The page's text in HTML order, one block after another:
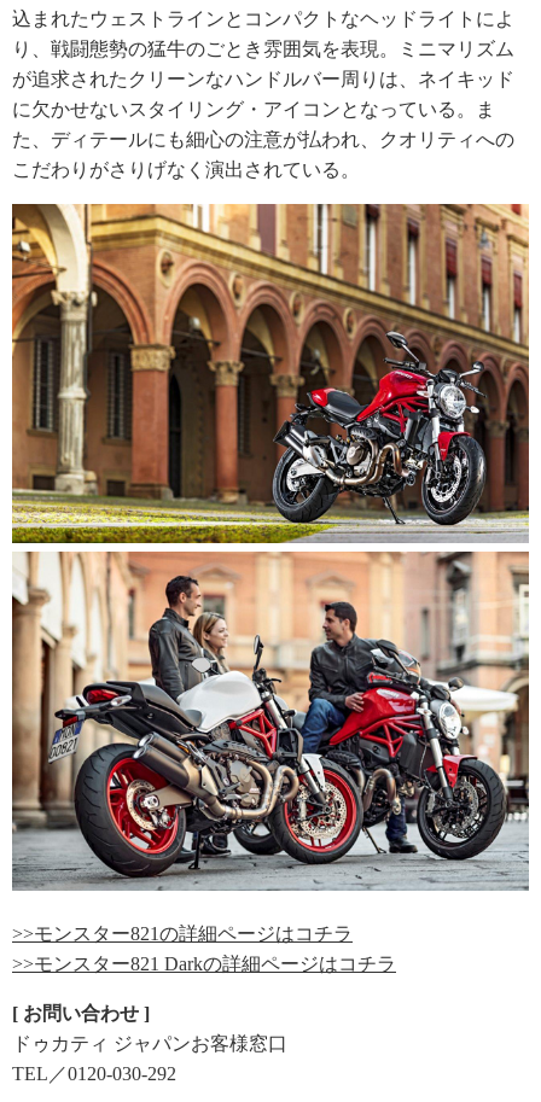
込まれたウェストラインとコンパクトなヘッドライトによ
り、戦闘態勢の猛牛のごとき雰囲気を表現。ミニマリズム
が追求されたクリーンなハンドルバー周りは、ネイキッド
に欠かせないスタイリング・アイコンとなっている。ま
た、ディテールにも細心の注意が払われ、クオリティへの
こだわりがさりげなく演出されている。
>>モンスター821の詳細ページはコチラ
>>モンスター821 Darkの詳細ページはコチラ
[ お問い合わせ ]
ドゥカティ ジャパンお客様窓口
TEL／0120-030-292